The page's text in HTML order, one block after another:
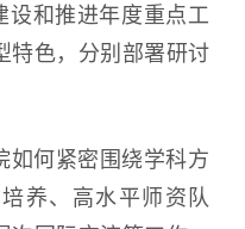
设和推进年度重点工
特色，分别部署研讨
如何紧密围绕学科方
养、高水平师资队